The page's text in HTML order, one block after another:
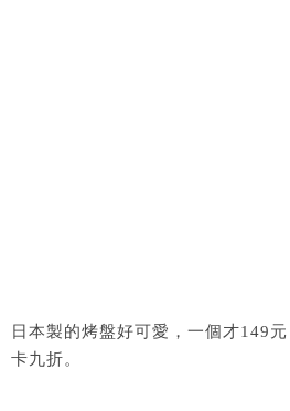
日本製的烤盤好可愛，一個才149
卡九折。